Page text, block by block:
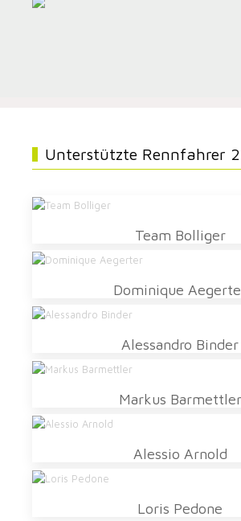
Unterstützte Rennfahrer
Team Bolliger
Dominique
Alessandro Binder
Markus Barmettler
Alessio Arnold
Loris Pedone